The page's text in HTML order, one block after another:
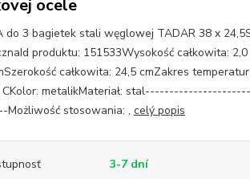
ocele
do 3 bagietek stali węglowej TADAR 38 x
produktu: 151533Wysokość całkowita: 2,0
całkowita: 24,5 cmZakres
CKolor: metalikMateriał:
stosowania: , celý popis
3-7 dní